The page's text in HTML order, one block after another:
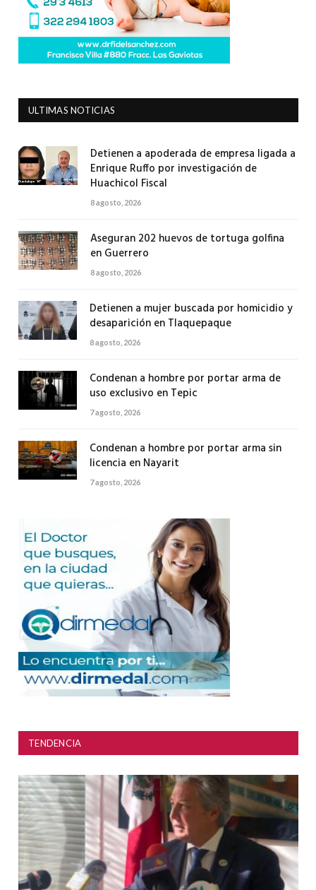
ULTIMAS NOTICIAS
Detienen a apoderada de empresa ligada a
Enrique Ruffo por investigación de
Huachicol Fiscal
8 agosto, 2026
Aseguran 202 huevos de tortuga golfina
en Guerrero
8 agosto, 2026
Detienen a mujer buscada por homicidio y
desaparición en Tlaquepaque
8 agosto, 2026
Condenan a hombre por portar arma de
uso exclusivo en Tepic
7 agosto, 2026
Condenan a hombre por portar arma sin
licencia en Nayarit
7 agosto, 2026
TENDENCIA